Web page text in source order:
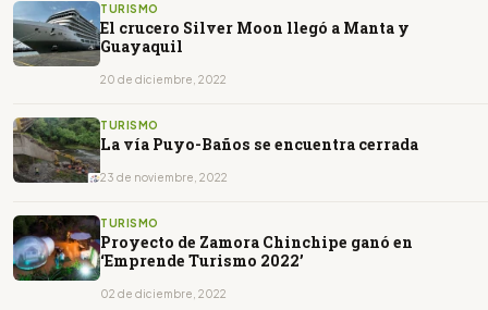
TURISMO
El crucero Silver Moon llegó a Manta y
Guayaquil
20 de diciembre, 2022
TURISMO
La vía Puyo-Baños se encuentra cerrada
23 de noviembre, 2022
TURISMO
Proyecto de Zamora Chinchipe ganó en
‘Emprende Turismo 2022’
02 de diciembre, 2022